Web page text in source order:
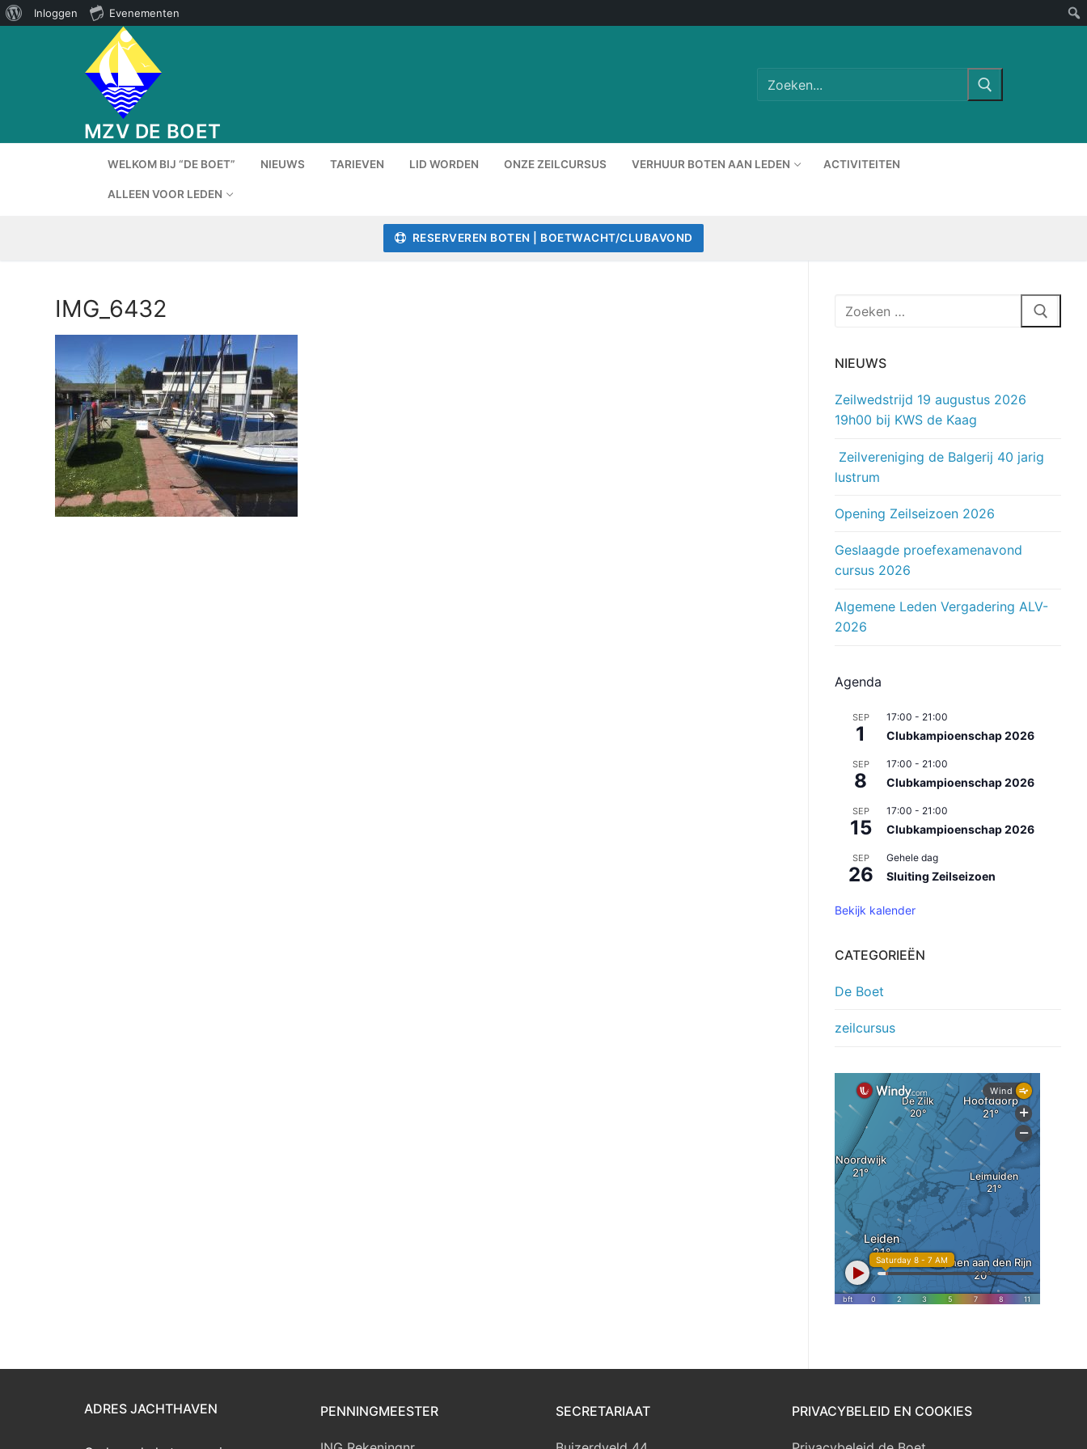
Over
Inloggen Evenementen
MZV DE BOET
Zoeken
naar:
WELKOM BIJ “DE BOET” NIEUWS TARIEVEN LID WORDEN ONZE ZEILCURSUS VERHUUR BOTEN AAN LEDEN ACTIVITEITEN
ALLEEN VOOR LEDEN
RESERVEREN BOTEN | BOETWACHT/CLUBAVOND
IMG_6432
Zoeken
NIEUWS
Zeilwedstrijd 19 augustus 2026
19h00 bij KWS de Kaag
Zeilvereniging de Balgerij 40 jarig
lustrum
Opening Zeilseizoen 2026
Geslaagde proefexamenavond
cursus 2026
Algemene Leden Vergadering ALV-
2026
Agenda
SEP
1
17:00 - 21:00
Clubkampioenschap 2026
SEP
8
17:00 - 21:00
Clubkampioenschap 2026
SEP
15
17:00 - 21:00
Clubkampioenschap 2026
SEP
26
Gehele dag
Sluiting Zeilseizoen
Bekijk kalender
CATEGORIEËN
De Boet
zeilcursus
ADRES JACHTHAVEN PENNINGMEESTER SECRETARIAAT PRIVACYBELEID EN COOKIES